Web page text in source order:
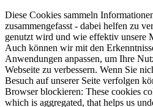
Diese Cookies sammeln
zusammengefasst - dabei helfen zu
genutzt wird und wie effektiv unsere
Auch können wir mit den
Anwendungen anpassen, um Ihre
Webseite zu verbessern. Wenn Sie
Besuch auf unserer Seite verfolgen
Browser blockieren: These cookies
which is aggregated, that helps us